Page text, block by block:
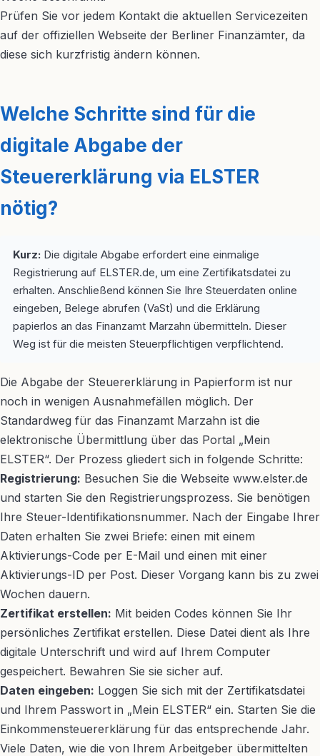
Prüfen Sie vor jedem Kontakt die aktuellen Servicezeiten
auf der offiziellen Webseite der Berliner Finanzämter, da
diese sich kurzfristig ändern können.
Welche Schritte sind für die
digitale Abgabe der
Steuererklärung via ELSTER
nötig?
Kurz: Die digitale Abgabe erfordert eine einmalige
Registrierung auf ELSTER.de, um eine Zertifikatsdatei zu
erhalten. Anschließend können Sie Ihre Steuerdaten online
eingeben, Belege abrufen (VaSt) und die Erklärung
papierlos an das Finanzamt Marzahn übermitteln. Dieser
Weg ist für die meisten Steuerpflichtigen verpflichtend.
Die Abgabe der Steuererklärung in Papierform ist nur
noch in wenigen Ausnahmefällen möglich. Der
Standardweg für das Finanzamt Marzahn ist die
elektronische Übermittlung über das Portal „Mein
ELSTER“. Der Prozess gliedert sich in folgende Schritte:
Registrierung: Besuchen Sie die Webseite www.elster.de
und starten Sie den Registrierungsprozess. Sie benötigen
Ihre Steuer-Identifikationsnummer. Nach der Eingabe Ihrer
Daten erhalten Sie zwei Briefe: einen mit einem
Aktivierungs-Code per E-Mail und einen mit einer
Aktivierungs-ID per Post. Dieser Vorgang kann bis zu zwei
Wochen dauern.
Zertifikat erstellen: Mit beiden Codes können Sie Ihr
persönliches Zertifikat erstellen. Diese Datei dient als Ihre
digitale Unterschrift und wird auf Ihrem Computer
gespeichert. Bewahren Sie sie sicher auf.
Daten eingeben: Loggen Sie sich mit der Zertifikatsdatei
und Ihrem Passwort in „Mein ELSTER“ ein. Starten Sie die
Einkommensteuererklärung für das entsprechende Jahr.
Viele Daten, wie die von Ihrem Arbeitgeber übermittelten